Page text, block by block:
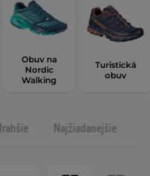
Obuv na
Nordic
Walking
Turistická
obuv
Najžiadanejšie